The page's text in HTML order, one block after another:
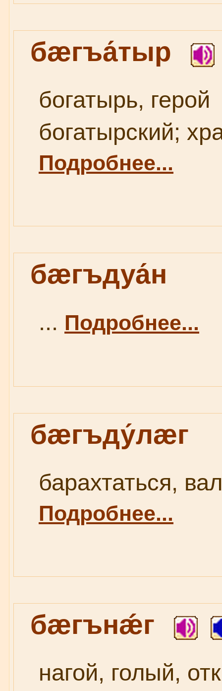
бæгъа́тыр
богатырь, герой
богатырский;
Подробнее...
бæгъдуа́н
... Подробнее...
бæгъду́лæг
барахтаться,
Подробнее...
бæгънǽг
нагой, голый,